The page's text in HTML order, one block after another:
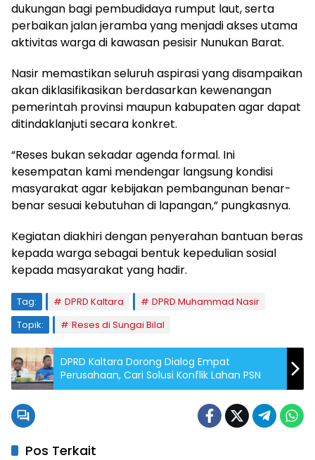
dukungan bagi pembudidaya rumput laut, serta
perbaikan jalan jeramba yang menjadi akses utama
aktivitas warga di kawasan pesisir Nunukan Barat.
Nasir memastikan seluruh aspirasi yang disampaikan
akan diklasifikasikan berdasarkan kewenangan
pemerintah provinsi maupun kabupaten agar dapat
ditindaklanjuti secara konkret.
“Reses bukan sekadar agenda formal. Ini
kesempatan kami mendengar langsung kondisi
masyarakat agar kebijakan pembangunan benar-
benar sesuai kebutuhan di lapangan,” pungkasnya.
Kegiatan diakhiri dengan penyerahan bantuan beras
kepada warga sebagai bentuk kepedulian sosial
kepada masyarakat yang hadir.
Tag: DPRD Kaltara
DPRD Muhammad Nasir
Topik:
Reses di Sungai Bilal
DPRD Kaltara Dorong Dialog Empat
Perusahaan, Cari Solusi Konflik Lahan PSN
Pos Terkait